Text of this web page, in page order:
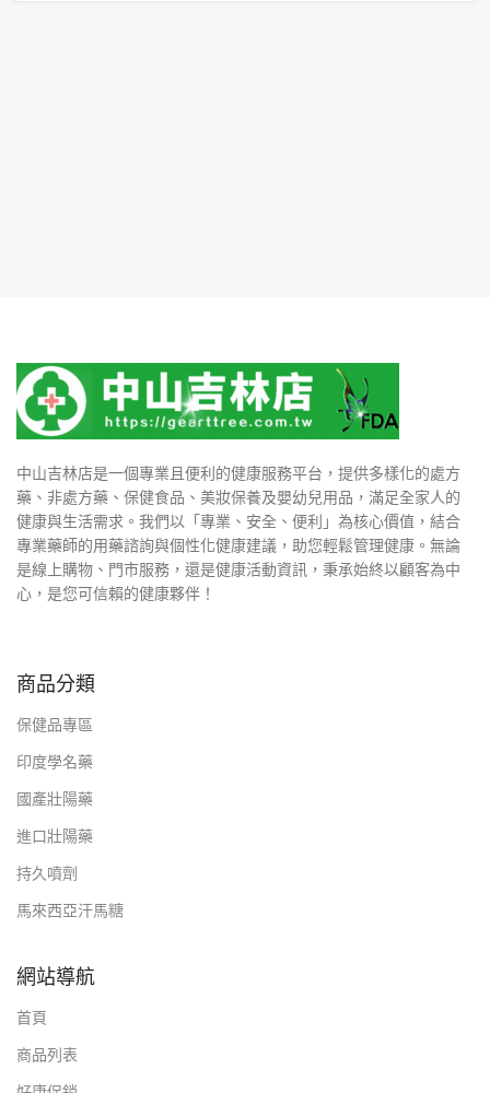
中山吉林店是一個專業且便利的健康服務平台，提供多樣化的處方
藥、非處方藥、保健食品、美妝保養及嬰幼兒用品，滿足全家人的
健康與生活需求。我們以「專業、安全、便利」為核心價值，結合
專業藥師的用藥諮詢與個性化健康建議，助您輕鬆管理健康。無論
是線上購物、門市服務，還是健康活動資訊，秉承始終以顧客為中
心，是您可信賴的健康夥伴！
商品分類
保健品專區
印度學名藥
國產壯陽藥
進口壯陽藥
持久噴劑
馬來西亞汗馬糖
網站導航
首頁
商品列表